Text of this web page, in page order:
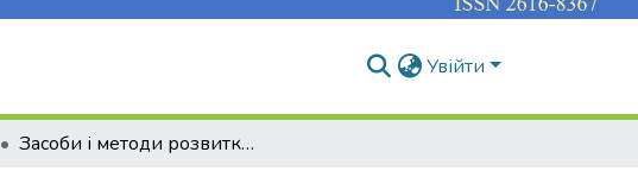
Увійти
Засоби і методи розвитку вольових якостей легкоатлеток, які спеціалізуються у стипль-чезі, на етапі максимальної реалізації індивідуальних можливостей